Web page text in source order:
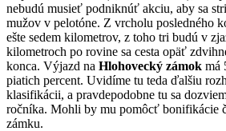
nebudú musieť podniknúť akciu, aby sa
mužov v pelotóne. Z vrcholu posledného
ešte sedem kilometrov, z toho tri budú v
kilometroch po rovine sa cesta opäť
konca. Výjazd na Hlohovecký zámok má
piatich percent. Uvidíme tu teda ďalšiu
klasifikácii, a pravdepodobne tu sa
ročníka. Mohli by mu pomôcť bonifikácie
zámku.